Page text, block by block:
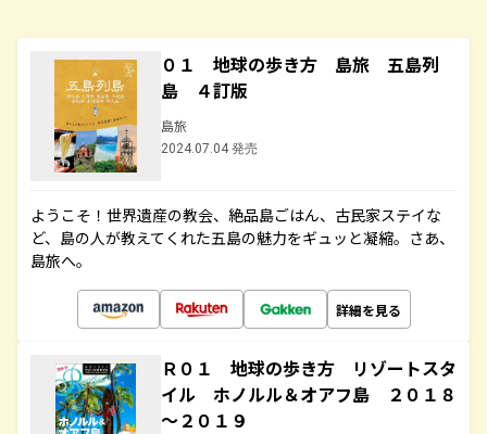
０１ 地球の歩き方 島旅 五島列
島 ４訂版
島旅
2024.07.04 発売
ようこそ！世界遺産の教会、絶品島ごはん、古民家ステイな
ど、島の人が教えてくれた五島の魅力をギュッと凝縮。さあ、
島旅へ。
詳細を見る
Ｒ０１ 地球の歩き方 リゾートスタ
イル ホノルル＆オアフ島 ２０１８
～２０１９